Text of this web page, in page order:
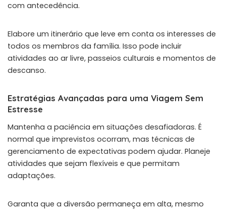
com antecedência.
Elabore um itinerário que leve em conta os interesses de
todos os membros da família. Isso pode incluir
atividades ao ar livre, passeios culturais e momentos de
descanso.
Estratégias Avançadas para uma Viagem Sem
Estresse
Mantenha a paciência em situações desafiadoras. É
normal que imprevistos ocorram, mas técnicas de
gerenciamento de expectativas podem ajudar. Planeje
atividades que sejam flexíveis e que permitam
adaptações.
Garanta que a diversão permaneça em alta, mesmo